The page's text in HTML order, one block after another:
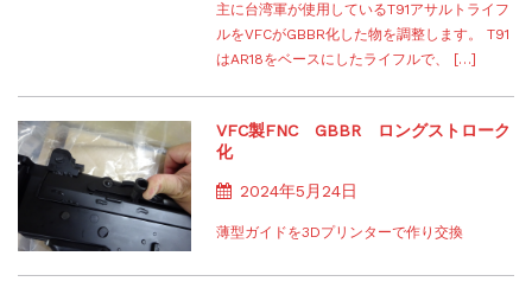
主に台湾軍が使用しているT91アサルトライフ
ルをVFCがGBBR化した物を調整します。 T91
はAR18をベースにしたライフルで、 […]
VFC製FNC GBBR ロングストローク
化
2024年5月24日
薄型ガイドを3Dプリンターで作り交換